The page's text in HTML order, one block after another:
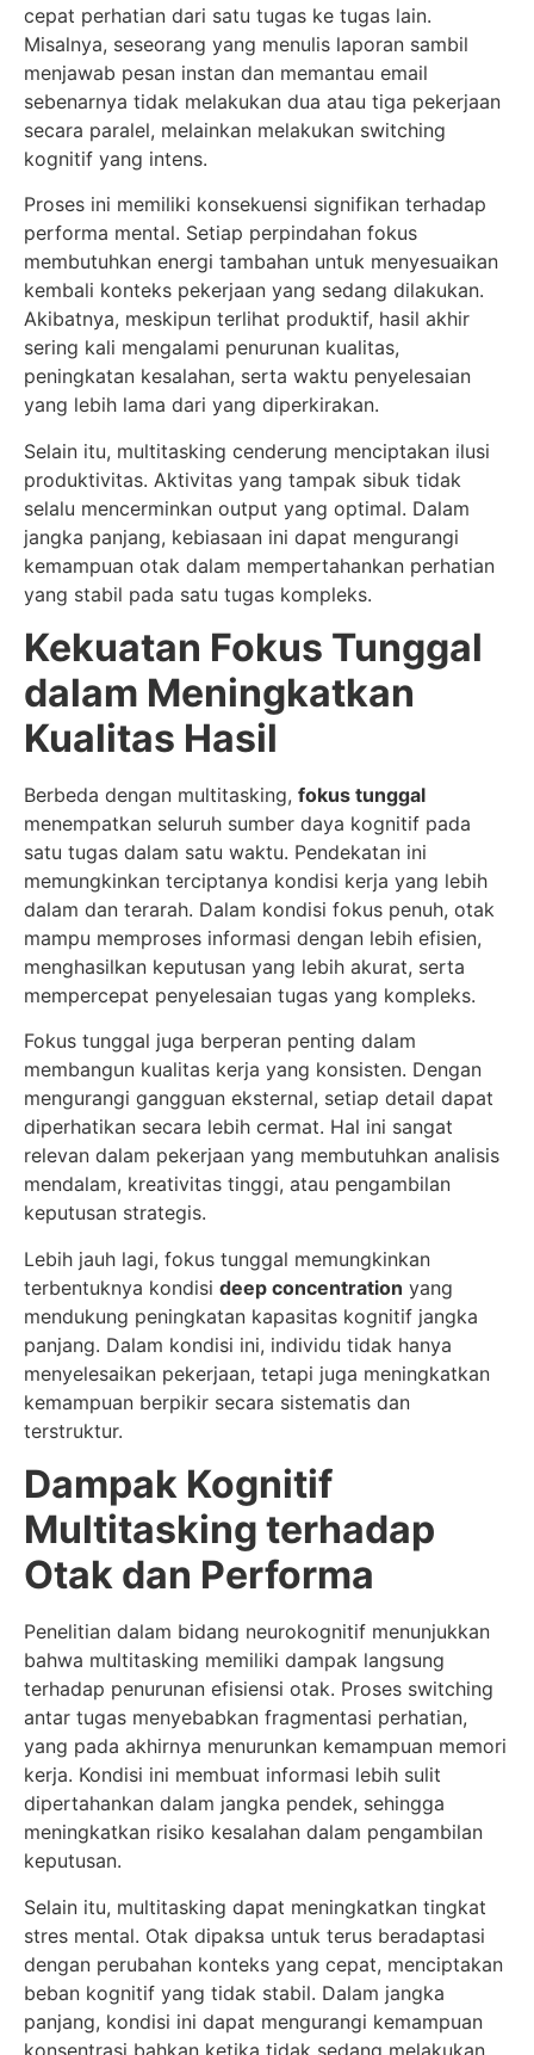
cepat perhatian dari satu tugas ke tugas lain.
Misalnya, seseorang yang menulis laporan sambil
menjawab pesan instan dan memantau email
sebenarnya tidak melakukan dua atau tiga pekerjaan
secara paralel, melainkan melakukan switching
kognitif yang intens.
Proses ini memiliki konsekuensi signifikan terhadap
performa mental. Setiap perpindahan fokus
membutuhkan energi tambahan untuk menyesuaikan
kembali konteks pekerjaan yang sedang dilakukan.
Akibatnya, meskipun terlihat produktif, hasil akhir
sering kali mengalami penurunan kualitas,
peningkatan kesalahan, serta waktu penyelesaian
yang lebih lama dari yang diperkirakan.
Selain itu, multitasking cenderung menciptakan ilusi
produktivitas. Aktivitas yang tampak sibuk tidak
selalu mencerminkan output yang optimal. Dalam
jangka panjang, kebiasaan ini dapat mengurangi
kemampuan otak dalam mempertahankan perhatian
yang stabil pada satu tugas kompleks.
Kekuatan Fokus Tunggal
dalam Meningkatkan
Kualitas Hasil
Berbeda dengan multitasking, fokus tunggal
menempatkan seluruh sumber daya kognitif pada
satu tugas dalam satu waktu. Pendekatan ini
memungkinkan terciptanya kondisi kerja yang lebih
dalam dan terarah. Dalam kondisi fokus penuh, otak
mampu memproses informasi dengan lebih efisien,
menghasilkan keputusan yang lebih akurat, serta
mempercepat penyelesaian tugas yang kompleks.
Fokus tunggal juga berperan penting dalam
membangun kualitas kerja yang konsisten. Dengan
mengurangi gangguan eksternal, setiap detail dapat
diperhatikan secara lebih cermat. Hal ini sangat
relevan dalam pekerjaan yang membutuhkan analisis
mendalam, kreativitas tinggi, atau pengambilan
keputusan strategis.
Lebih jauh lagi, fokus tunggal memungkinkan
terbentuknya kondisi deep concentration yang
mendukung peningkatan kapasitas kognitif jangka
panjang. Dalam kondisi ini, individu tidak hanya
menyelesaikan pekerjaan, tetapi juga meningkatkan
kemampuan berpikir secara sistematis dan
terstruktur.
Dampak Kognitif
Multitasking terhadap
Otak dan Performa
Penelitian dalam bidang neurokognitif menunjukkan
bahwa multitasking memiliki dampak langsung
terhadap penurunan efisiensi otak. Proses switching
antar tugas menyebabkan fragmentasi perhatian,
yang pada akhirnya menurunkan kemampuan memori
kerja. Kondisi ini membuat informasi lebih sulit
dipertahankan dalam jangka pendek, sehingga
meningkatkan risiko kesalahan dalam pengambilan
keputusan.
Selain itu, multitasking dapat meningkatkan tingkat
stres mental. Otak dipaksa untuk terus beradaptasi
dengan perubahan konteks yang cepat, menciptakan
beban kognitif yang tidak stabil. Dalam jangka
panjang, kondisi ini dapat mengurangi kemampuan
konsentrasi bahkan ketika tidak sedang melakukan